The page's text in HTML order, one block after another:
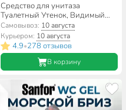
Средство для унитаза
Туалетный Утенок, Видимый
Эффект, гель, 900 мл
Самовывоз: 10 августа
Курьером: 10 августа
4.9•278 отзывов
В корзину